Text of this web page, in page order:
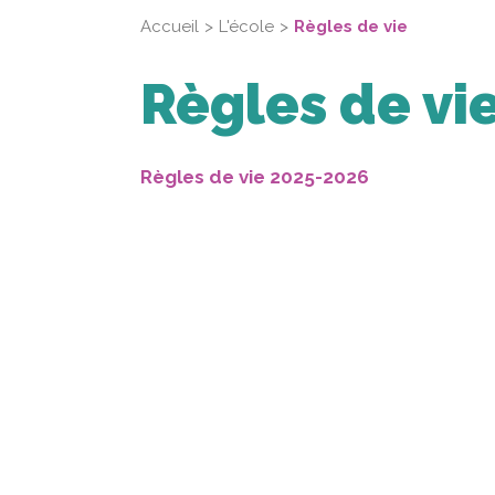
Accueil L'école Règles de vie
Règles de
Règles de vie 2025-2026